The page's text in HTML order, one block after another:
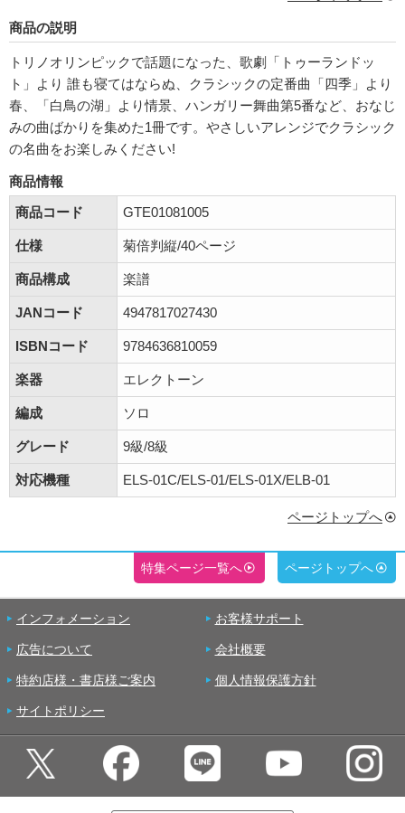
商品の説明
トリノオリンピックで話題になった、歌劇「トゥーランドッ
ト」より 誰も寝てはならぬ、クラシックの定番曲「四季」より
春、「白鳥の湖」より情景、ハンガリー舞曲第5番など、おなじ
みの曲ばかりを集めた1冊です。やさしいアレンジでクラシック
の名曲をお楽しみください!
商品情報
商品コード
GTE01081005
仕様 菊倍判縦/40ページ
商品構成 楽譜
JANコード 4947817027430
ISBNコード 9784636810059
楽器 エレクトーン
編成 ソロ
グレード 9級/8級
対応機種 ELS-01C/ELS-01/ELS-01X/ELB-01
ページトップへ
特集ページ一覧へ ページトップへ
インフォメーション お客様サポート
広告について 会社概要
特約店様・書店様ご案内 個人情報保護方針
サイトポリシー